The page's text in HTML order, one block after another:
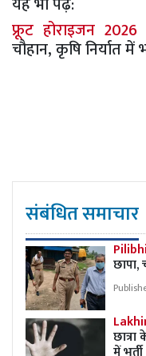
फ्रूट होराइजन 2026
चौहान, कृषि निर्यात
संबंधित समाचार
छापा,